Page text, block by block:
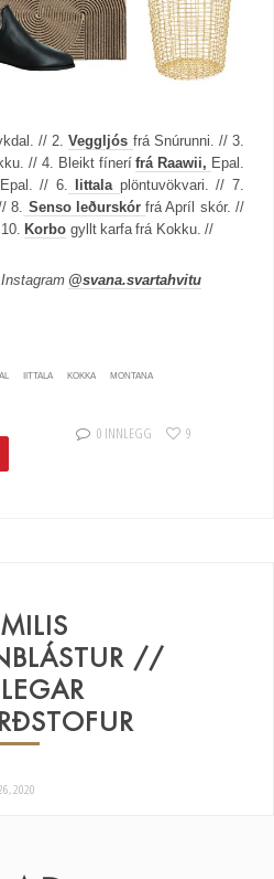
// 2.Veggljós frá Snúrunni. // 3.
// 4. Bleikt fínerífrá Raawii, Epal.
// 6. Iittala plöntuvökvari. // 7.
8. Senso leðurskórfrá Apríl skór. //
Korbo gyllt karfa frá Kokku. //
@svana.svartahvitu
IITTALA KOKKA MONTANA
0 INNLEGG 9
//
2020